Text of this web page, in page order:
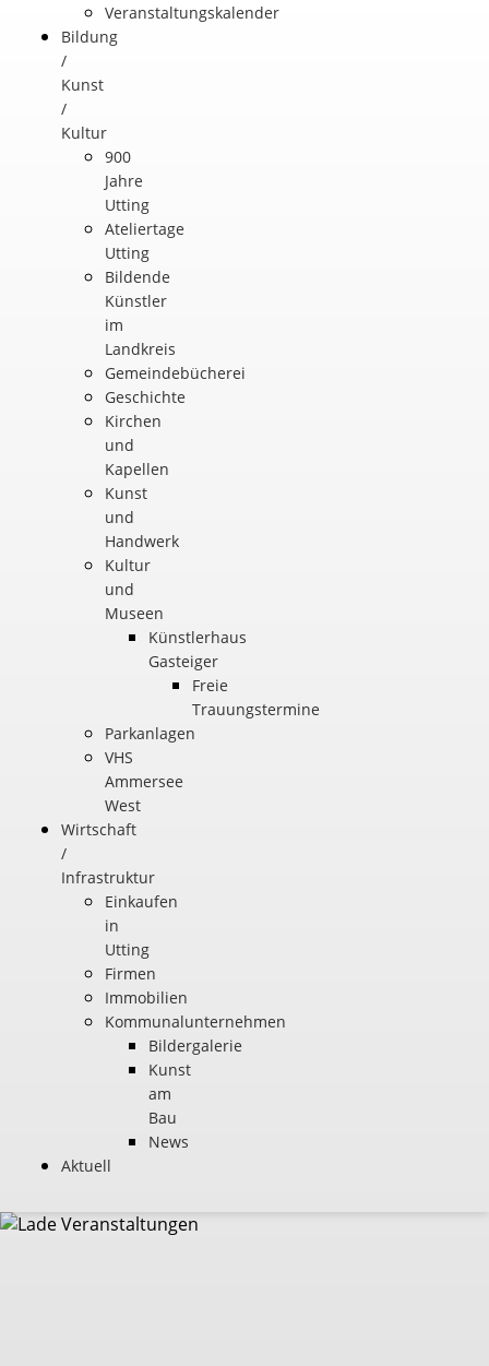
Veranstaltungskalender
Bildung
/
Kunst
/
Kultur
900
Jahre
Utting
Ateliertage
Utting
Bildende
Künstler
im
Landkreis
Gemeindebücherei
Geschichte
Kirchen
und
Kapellen
Kunst
und
Handwerk
Kultur
und
Museen
Künstlerhaus
Gasteiger
Freie
Trauungstermine
Parkanlagen
VHS
Ammersee
West
Wirtschaft
/
Infrastruktur
Einkaufen
in
Utting
Firmen
Immobilien
Kommunalunternehmen
Bildergalerie
Kunst
am
Bau
News
Aktuell